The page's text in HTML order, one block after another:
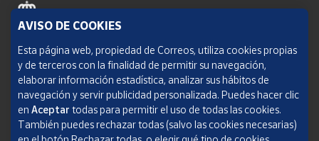
Política de cookies
Aviso legal
Condiciones del servicio
Política de Privacidad Web
AVISO DE COOKIES
Esta página web, propiedad de Correos, utiliza cookies propias
y de terceros con la finalidad de permitir su navegación,
elaborar información estadística, analizar sus hábitos de
navegación y servir publicidad personalizada. Puedes hacer clic
en Aceptar todas para permitir el uso de todas las cookies.
También puedes rechazar todas (salvo las cookies necesarias)